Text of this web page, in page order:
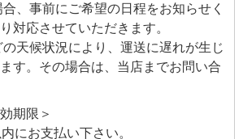
、事前にご希望の日程をお知らせく
対応させていただきます。
天候状況により、運送に遅れが生じ
す。その場合は、当店までお問い合
期限＞
にお支払い下さい。